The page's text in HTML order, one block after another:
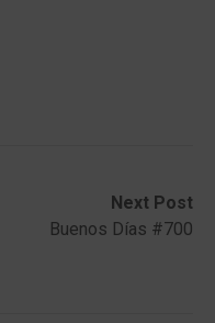
Next Post
Buenos Días #700